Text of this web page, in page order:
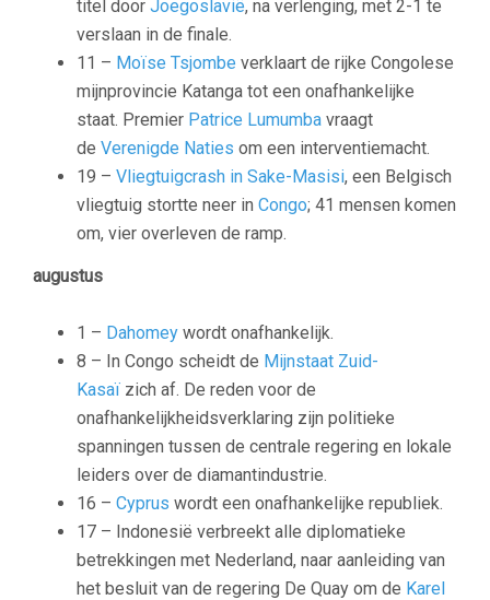
titel door Joegoslavië, na verlenging, met 2-1 te
verslaan in de finale.
11 – Moïse Tsjombe verklaart de rijke Congolese
mijnprovincie Katanga tot een onafhankelijke
staat. Premier Patrice Lumumba vraagt
de Verenigde Naties om een interventiemacht.
19 – Vliegtuigcrash in Sake-Masisi, een Belgisch
vliegtuig stortte neer in Congo; 41 mensen komen
om, vier overleven de ramp.
augustus
1 – Dahomey wordt onafhankelijk.
8 – In Congo scheidt de Mijnstaat Zuid-
Kasaï zich af. De reden voor de
onafhankelijkheidsverklaring zijn politieke
spanningen tussen de centrale regering en lokale
leiders over de diamantindustrie.
16 – Cyprus wordt een onafhankelijke republiek.
17 – Indonesië verbreekt alle diplomatieke
betrekkingen met Nederland, naar aanleiding van
het besluit van de regering De Quay om de Karel